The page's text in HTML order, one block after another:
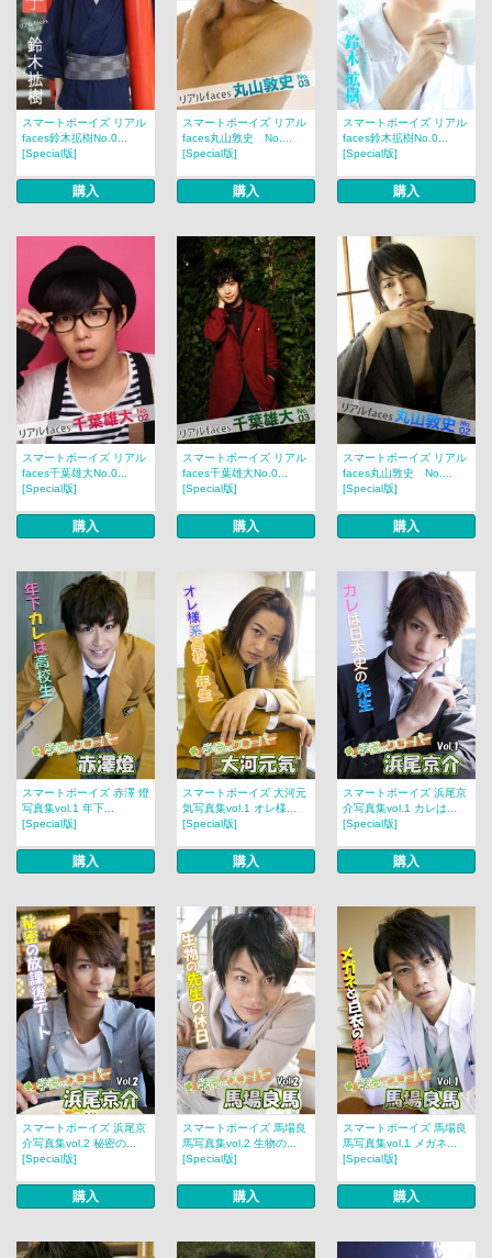
スマートボーイズ リアル
faces鈴木拡樹No.0...
[Special版]
購入
スマートボーイズ リアル
faces丸山敦史 No....
[Special版]
購入
スマートボーイズ リアル
faces鈴木拡樹No.0...
[Special版]
購入
スマートボーイズ リアル
faces千葉雄大No.0...
[Special版]
購入
スマートボーイズ リアル
faces千葉雄大No.0...
[Special版]
購入
スマートボーイズ リアル
faces丸山敦史 No....
[Special版]
購入
スマートボーイズ 赤澤 燈
写真集vol.1 年下...
[Special版]
購入
スマートボーイズ 大河元
気写真集vol.1 オレ様...
[Special版]
購入
スマートボーイズ 浜尾京
介写真集vol.1 カレは...
[Special版]
購入
スマートボーイズ 浜尾京
介写真集vol.2 秘密の...
[Special版]
購入
スマートボーイズ 馬場良
馬写真集vol.2 生物の...
[Special版]
購入
スマートボーイズ 馬場良
馬写真集vol.1 メガネ...
[Special版]
購入